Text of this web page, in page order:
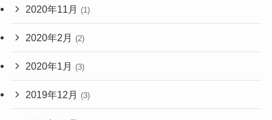
2020年11月 (1)
2020年2月 (2)
2020年1月 (3)
2019年12月 (3)